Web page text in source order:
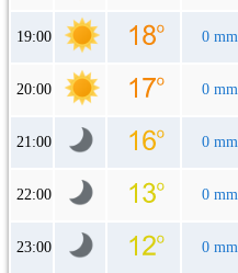
19:00 0 mm
20:00 0 mm
21:00 0 mm
22:00 0 mm
23:00 0 mm